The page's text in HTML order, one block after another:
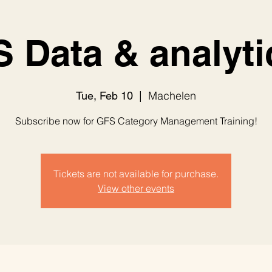
Data &
Tue, Feb 10
  |
Machelen
Subscribe now for GFS Category Management Training!
Tickets are not available for purchase.
View other events